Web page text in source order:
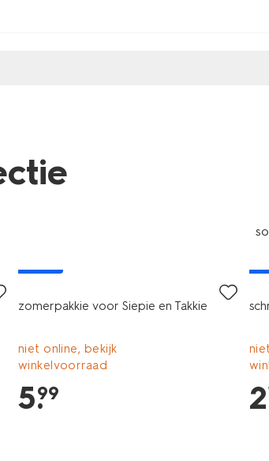
zomerpakkie voor Siepie en Takkie
niet online, bekijk
winkelvoorraad
5.
99 2